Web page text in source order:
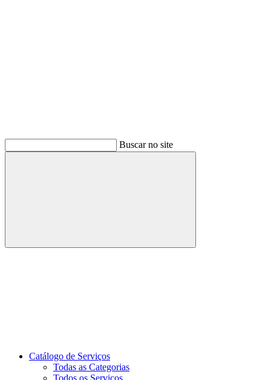
Buscar no site
Buscar
Catálogo de Serviços
Todas as Categorias
Todos os Serviços